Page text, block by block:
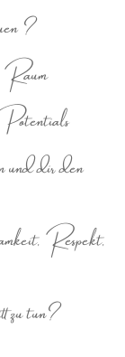
?
und dir den
Respekt,
tun?